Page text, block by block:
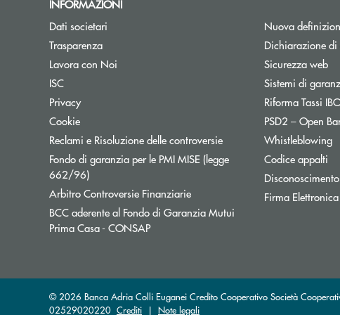
INFORMAZIONI
Dati societari
Trasparenza
Lavora con Noi
ISC
Privacy
Cookie
Reclami e Risoluzione delle controversie
Fondo di garanzia per le PMI MISE (legge
662/96)Apre una nuova finestra
Arbitro Controversie FinanziarieApre una nuova finestra
BCC aderente al Fondo di Garanzia Mutui
Prima Casa - CONSAPApre una nuova finestra
Nuova
Dichiarazione
Sicurezza web
Sistemi di
Riforma Tassi
PSD2 – Open
Whistleblowing
Codice appalti
Firma
© 2026 Banca Adria Colli Euganei Credito Cooperativo Società
02529020220 Crediti | Note legali